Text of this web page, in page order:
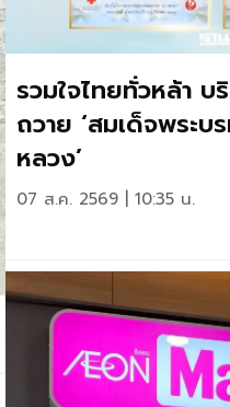
รวมใจไทยทั่วหล้า บ
ถวาย ‘สมเด็จพระบ
หลวง’
07 ส.ค. 2569 | 10:35 น.